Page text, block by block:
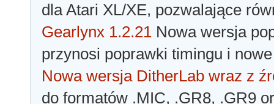
dla Atari XL/XE, pozwalające
Gearlynx 1.2.21 Nowa wersja
przynosi poprawki timingu i
Nowa wersja DitherLab wraz z
do formatów .MIC, .GR8, .GR9